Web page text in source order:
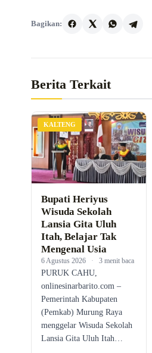
Bagikan:
Berita Terkait
KALTENG
Bupati Heriyus
Wisuda Sekolah
Lansia Gita Uluh
Itah, Belajar Tak
Mengenal Usia
6 Agustus 2026 · 3 menit baca
PURUK CAHU,
onlinesinarbarito.com –
Pemerintah Kabupaten
(Pemkab) Murung Raya
menggelar Wisuda Sekolah
Lansia Gita Uluh Itah…